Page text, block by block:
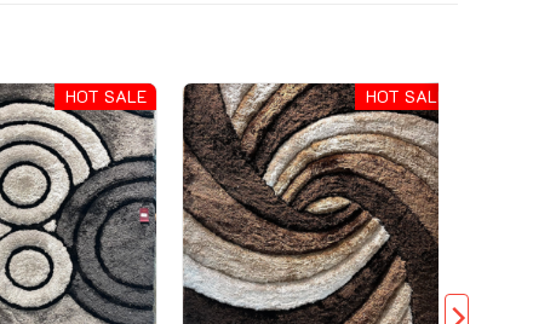
không gian sống của bạn. Sử dụng công nghệ dệt
HOT SALE HOT SALE